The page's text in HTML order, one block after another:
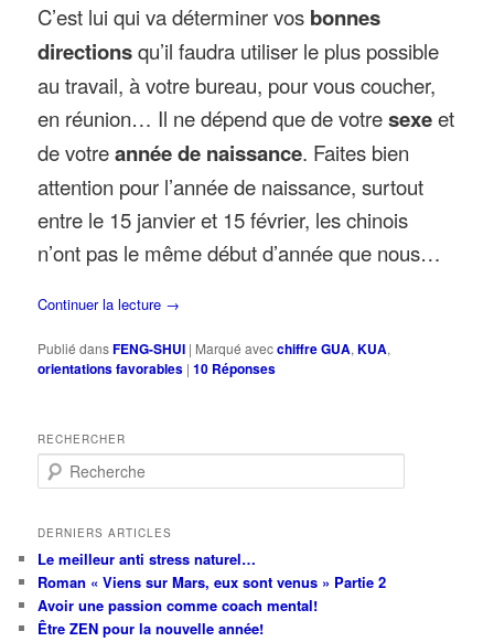
C’est lui qui va déterminer vos bonnes
directionsqu’il faudra utiliser le plus possible
au travail, à votre bureau, pour vous coucher,
en réunion… Il ne dépend que de votresexeet
de votreannée de naissance. Faites bien
attention pour l’année de naissance, surtout
entre le 15 janvier et 15 février, les chinois
n’ont pas le même début d’année que nous…
Continuer la lecture →
Publié dansFENG-SHUI | Marqué avecchiffre GUA,KUA,
orientations favorables |10 Réponses
RECHERCHER
e
h
r
c
h
e
DERNIERS ARTICLES
Le meilleur anti stress naturel…
Roman « Viens sur Mars, eux sont venus » Partie 2
Avoir une passion comme coach mental!
Être ZEN pour la nouvelle année!